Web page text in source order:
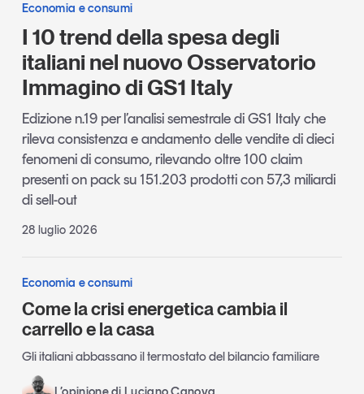
Economia e consumi
I 10 trend della spesa degli
italiani nel nuovo Osservatorio
Immagino di GS1 Italy
Edizione n.19 per l’analisi semestrale di GS1 Italy che
rileva consistenza e andamento delle vendite di dieci
fenomeni di consumo, rilevando oltre 100 claim
presenti on pack su 151.203 prodotti con 57,3 miliardi
di sell-out
28 luglio 2026
Economia e consumi
Come la crisi energetica cambia il
carrello e la casa
Gli italiani abbassano il termostato del bilancio familiare